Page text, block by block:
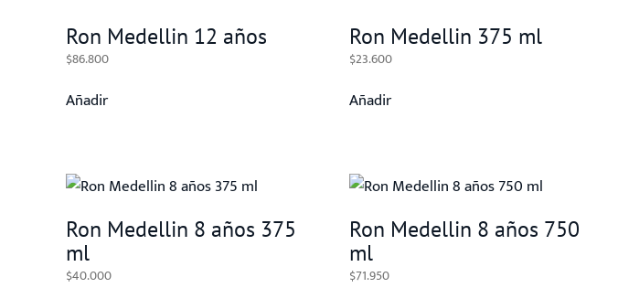
Ron Medellin 12 años
$86.800
Añadir
Ron Medellin 375 ml
$23.600
Añadir
Ron Medellin 8 años 375
ml
$40.000
Ron Medellin 8 años 750
ml
$71.950